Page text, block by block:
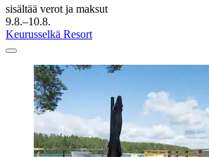
sisältää verot ja maksut
9.8.–10.8.
Keurusselkä Resort